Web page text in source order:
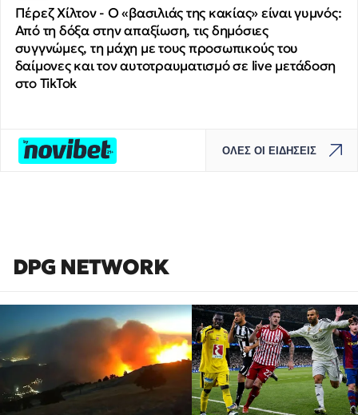
Πέρεζ Χίλτον - Ο «βασιλιάς της κακίας» είναι γυμνός:
Από τη δόξα στην απαξίωση, τις δημόσιες
συγγνώμες, τη μάχη με τους προσωπικούς του
δαίμονες και τον αυτοτραυματισμό σε live μετάδοση
στο TikTok
ΟΛΕΣ ΟΙ ΕΙΔΗΣΕΙΣ
DPG NETWORK